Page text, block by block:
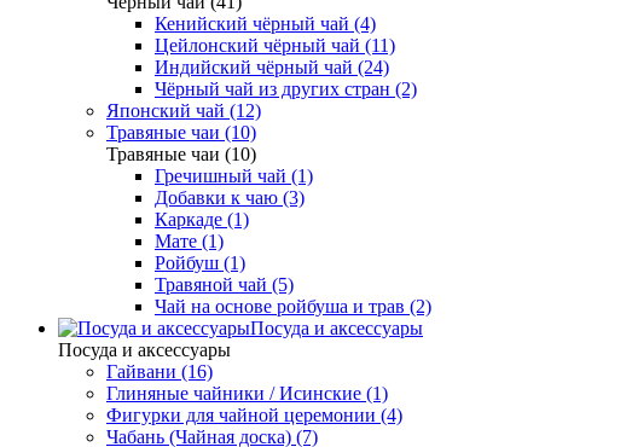
Кенийский чёрный чай (4)
Цейлонский чёрный чай (11)
Индийский чёрный чай (24)
Чёрный чай из других стран (2)
Японский чай (12)
Травяные чаи (10)
Травяные чаи (10)
Гречишный чай (1)
Добавки к чаю (3)
Каркаде (1)
Мате (1)
Ройбуш (1)
Травяной чай (5)
Чай на основе ройбуша и трав (2)
Посуда и аксессуары
Посуда и аксессуары
Гайвани (16)
Глиняные чайники / Исинские (1)
Фигурки для чайной церемонии (4)
Чабань (Чайная доска) (7)